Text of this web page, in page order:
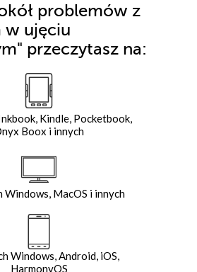
problemów z
w ujęciu
przeczytasz na:
Kindle, Pocketbook,
Boox i innych
Windows, MacOS i innych
Windows, Android, iOS,
HarmonyOS